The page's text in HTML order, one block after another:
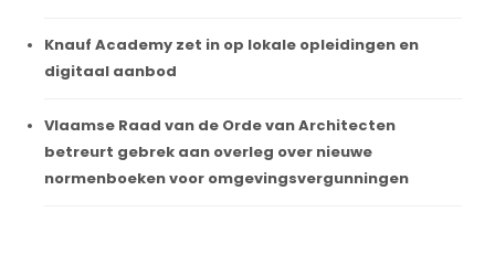
Knauf Academy zet in op lokale opleidingen en
digitaal aanbod
Vlaamse Raad van de Orde van Architecten
betreurt gebrek aan overleg over nieuwe
normenboeken voor omgevingsvergunningen